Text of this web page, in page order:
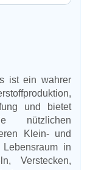
ist ein wahrer
und bietet
nützlichen
Klein- und
in
Verstecken,